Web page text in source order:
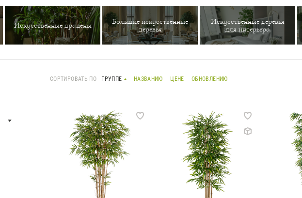
Искусственные драцены
Большие искусственные
деревья
Искусственные деревья
для интерьера
СОРТИРОВАТЬ ПО ГРУППЕ НАЗВАНИЮ ЦЕНЕ ОБНОВЛЕНИЮ